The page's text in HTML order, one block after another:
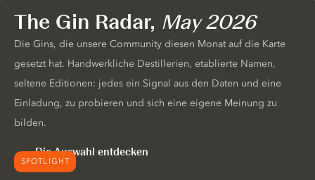
SPOTLIGHT
The Gin Radar, May 2026
Die Gins, die unsere Community diesen Monat auf die Karte
gesetzt hat. Handwerkliche Destillerien, etablierte Namen,
seltene Editionen: jedes ein Signal aus den Daten und eine
Einladung, zu probieren und sich eine eigene Meinung zu
bilden.
Die Auswahl entdecken